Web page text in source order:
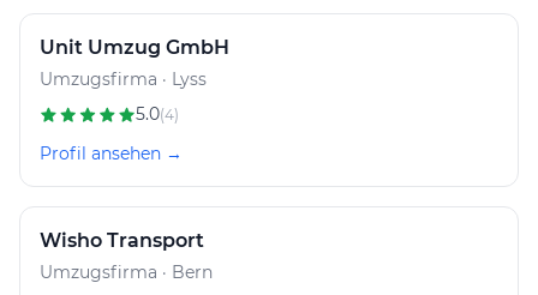
Unit Umzug GmbH
Umzugsfirma · Lyss
5.0(4)
Profil ansehen →
Wisho Transport
Umzugsfirma · Bern